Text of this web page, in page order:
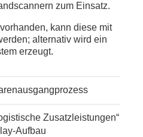
zum Einsatz.
kann diese mit
alternativ wird ein
erzeugt.
Zusatzleistungen“
Aufbau